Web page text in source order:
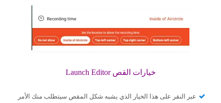
خيارات القص Launch Editor
عبر النقر على هذا الخيار الذي يشبه شكل المقص سيتطلب منك الأمر